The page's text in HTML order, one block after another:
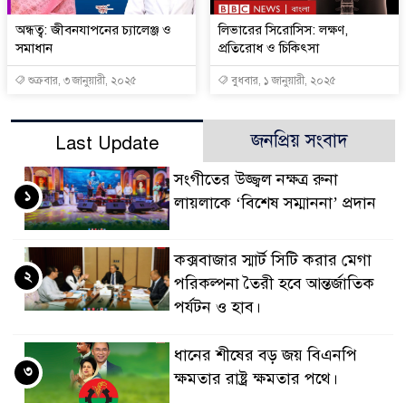
অন্ধত্ব: জীবনযাপনের চ্যালেঞ্জ ও
সমাধান
শুক্রবার, ৩ জানুয়ারী, ২০২৫
লিভারের সিরোসিস: লক্ষণ,
প্রতিরোধ ও চিকিৎসা
বুধবার, ১ জানুয়ারী, ২০২৫
Last Update জনপ্রিয় সংবাদ
সংগীতের উজ্জ্বল নক্ষত্র রুনা
লায়লাকে ‘বিশেষ সম্মাননা’ প্রদান
১
কক্সবাজার স্মার্ট সিটি করার মেগা
পরিকল্পনা তৈরী হবে আন্তর্জাতিক
পর্যটন ও হাব।
২
ধানের শীষের বড় জয় বিএনপি
ক্ষমতার রাষ্ট্র ক্ষমতার পথে।
৩